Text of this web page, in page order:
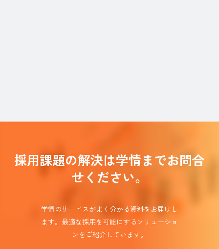
採用課題の解決は学情までお問合
せください。
学情のサービスがよく分かる資料をお届けし
ます。 最適な採用を可能にするソリューショ
ンを ご紹介しています。​